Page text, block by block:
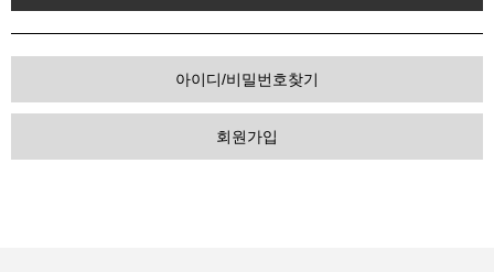
아이디/비밀번호찾기
회원가입